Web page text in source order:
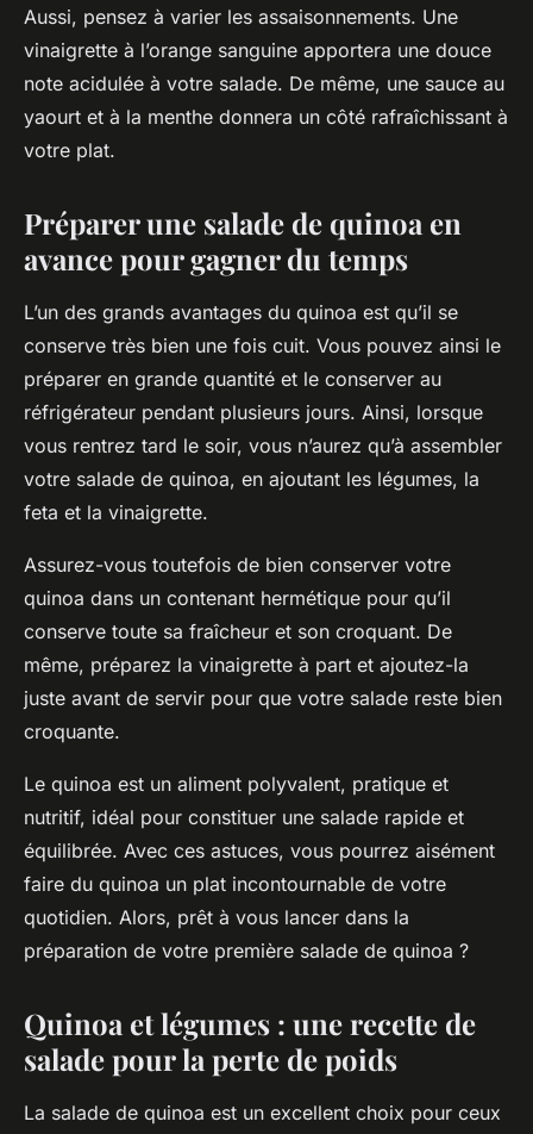
Aussi, pensez à varier les assaisonnements. Une
vinaigrette à l’orange sanguine apportera une douce
note acidulée à votre salade. De même, une sauce au
yaourt et à la menthe donnera un côté rafraîchissant à
votre plat.
Préparer une salade de quinoa en
avance pour gagner du temps
L’un des grands avantages du quinoa est qu’il se
conserve très bien une fois cuit. Vous pouvez ainsi le
préparer en grande quantité et le conserver au
réfrigérateur pendant plusieurs jours. Ainsi, lorsque
vous rentrez tard le soir, vous n’aurez qu’à assembler
votre salade de quinoa, en ajoutant les légumes, la
feta et la vinaigrette.
Assurez-vous toutefois de bien conserver votre
quinoa dans un contenant hermétique pour qu’il
conserve toute sa fraîcheur et son croquant. De
même, préparez la vinaigrette à part et ajoutez-la
juste avant de servir pour que votre salade reste bien
croquante.
Le quinoa est un aliment polyvalent, pratique et
nutritif, idéal pour constituer une salade rapide et
équilibrée. Avec ces astuces, vous pourrez aisément
faire du quinoa un plat incontournable de votre
quotidien. Alors, prêt à vous lancer dans la
préparation de votre première salade de quinoa ?
Quinoa et légumes : une recette de
salade pour la perte de poids
La salade de quinoa est un excellent choix pour ceux